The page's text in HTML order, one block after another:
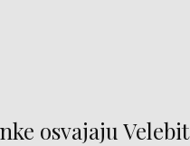
osvajaju Velebit